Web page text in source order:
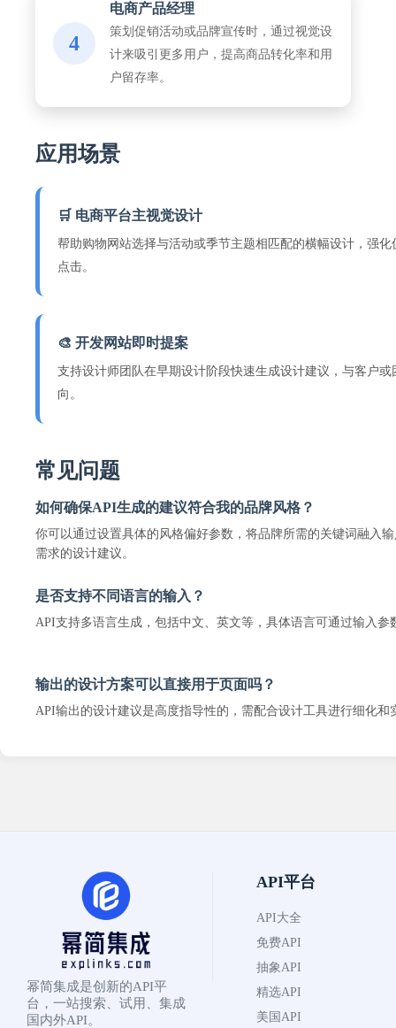
4
电商产品经理
策划促销活动或品牌宣传时，通过视觉设
计来吸引更多用户，提高商品转化率和用
户留存率。
应用场景
🛒 电商平台主视觉设计
帮助购物网站选择与活动或季节主题相匹配的横幅设计，强
点击。
🎨 开发网站即时提案
支持设计师团队在早期设计阶段快速生成设计建议，与客户
向。
常见问题
如何确保API生成的建议符合我的品牌风格？
你可以通过设置具体的风格偏好参数，将品牌所需的关键词融入
需求的设计建议。
是否支持不同语言的输入？
API支持多语言生成，包括中文、英文等，具体语言可通过输入参
输出的设计方案可以直接用于页面吗？
API输出的设计建议是高度指导性的，需配合设计工具进行细化和
幂简集成是创新的API平
台，一站搜索、试用、集成
国内外API。
API平台
API大全
免费API
抽象API
精选API
美国API